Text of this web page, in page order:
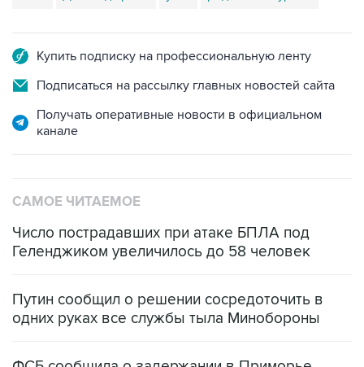
Купить подписку на профессиональную ленту
Подписаться на рассылку главных новостей сайта
Получать оперативные новости в официальном
канале
САМОЕ ЧИТАЕМОЕ
Число пострадавших при атаке БПЛА под
Геленджиком увеличилось до 58 человек
Путин сообщил о решении сосредоточить в
одних руках все службы тыла Минобороны